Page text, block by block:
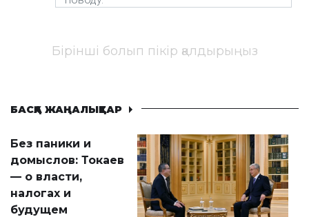
Бірінші болып пікір қалдырыңыз
БАСҚА ЖАҢАЛЫҚТАР
Без паники и
домыслов: Токаев
— о власти,
налогах и
будущем